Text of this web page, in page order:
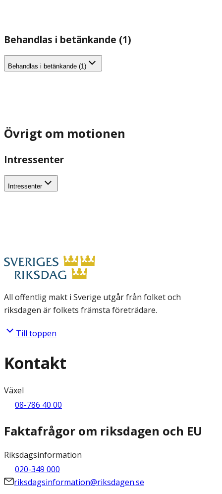
Behandlas i betänkande (1)
Behandlas i betänkande (1)
Övrigt om motionen
Intressenter
Intressenter
All offentlig makt i Sverige utgår från folket och
riksdagen är folkets främsta företrädare.
Till toppen
Kontakt
Växel
08-786 40 00
Faktafrågor om riksdagen och EU
Riksdagsinformation
020-349 000
riksdagsinformation@riksdagen.se